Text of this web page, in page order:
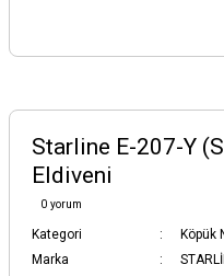
Starline E-207-Y
Eldiveni
0 yorum
Kategori
Köpük
Marka